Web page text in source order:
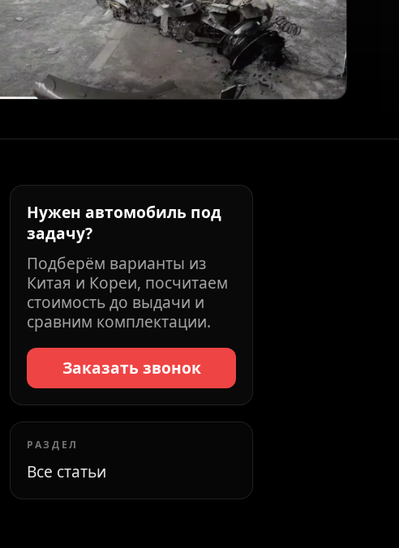
Нужен автомобиль под
задачу?
Подберём варианты из
Китая и Кореи, посчитаем
стоимость до выдачи и
сравним комплектации.
Заказать звонок
РАЗДЕЛ
Все статьи